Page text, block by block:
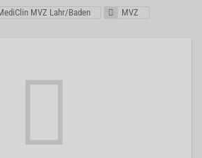
MVZ Lahr/Baden MVZ